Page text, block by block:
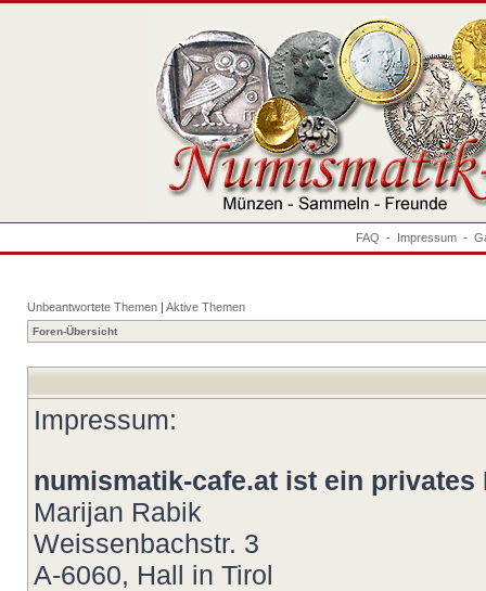
FAQ - Impressum -
Unbeantwortete Themen | Aktive Themen
Foren-Übersicht
Impressum:
numismatik-cafe.at ist ein privates
Marijan Rabik
Weissenbachstr. 3
A-6060, Hall in Tirol